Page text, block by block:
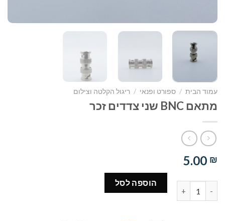
עמוד הבית / ספורט ופנאי / ריגול הקלטה וצילום
מתאם BNC שני צדדים זכר
5.00 ₪
הוספה לסל